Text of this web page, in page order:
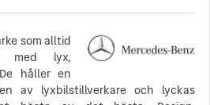
som alltid
med lyx,
håller en
av lyxbilstillverkare och lyckas